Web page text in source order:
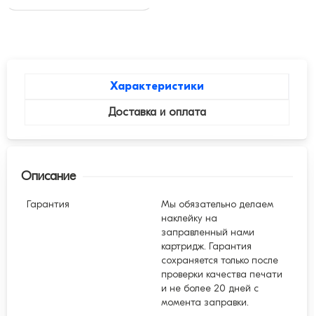
Характеристики
Доставка и оплата
Описание
Гарантия
Мы обязательно делаем
наклейку на
заправленный нами
картридж. Гарантия
сохраняется только после
проверки качества печати
и не более 20 дней с
момента заправки.